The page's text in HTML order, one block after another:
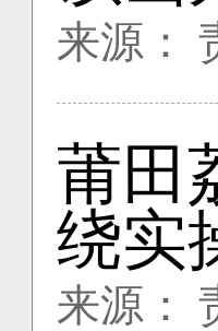
来源：
莆田
绕实
来源：